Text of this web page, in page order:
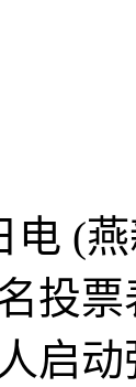
电 (
投
启